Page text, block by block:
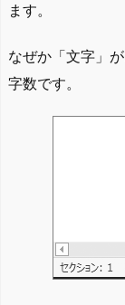
ます。
なぜか「文字」
字数です。